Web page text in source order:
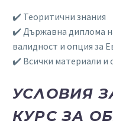
✔️ Теоритични знания
✔️ Държавна диплома
валидност и опция за
✔️ Всички материали и
УСЛОВИЯ
КУРС ЗА